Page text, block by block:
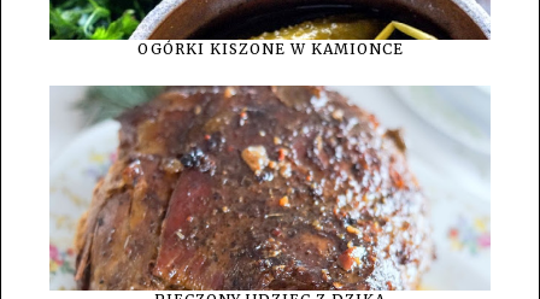
OGÓRKI KISZONE W KAMIONCE